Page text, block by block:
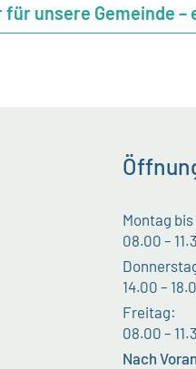
unsere Gemeinde
Montag
08.00 –
14.00 –
Freitag:
08.00 –
Nach